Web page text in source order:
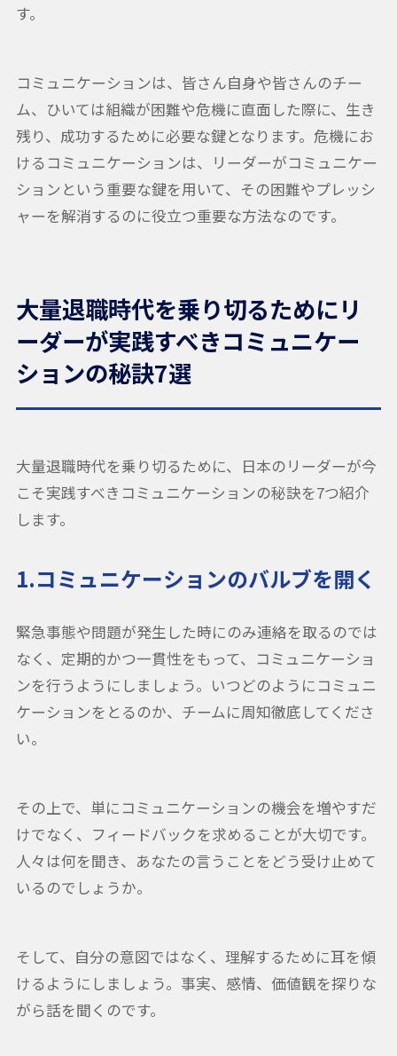
す。
コミュニケーションは、皆さん自身や皆さんのチー
ム、ひいては組織が困難や危機に直面した際に、生き
残り、成功するために必要な鍵となります。危機にお
けるコミュニケーションは、リーダーがコミュニケー
ションという重要な鍵を用いて、その困難やプレッシ
ャーを解消するのに役立つ重要な方法なのです。
大量退職時代を乗り切るためにリ
ーダーが実践すべきコミュニケー
ションの秘訣7選
大量退職時代を乗り切るために、日本のリーダーが今
こそ実践すべきコミュニケーションの秘訣を7つ紹介
します。
1.コミュニケーションのバルブを開く
緊急事態や問題が発生した時にのみ連絡を取るのでは
なく、定期的かつ一貫性をもって、コミュニケーショ
ンを行うようにしましょう。いつどのようにコミュニ
ケーションをとるのか、チームに周知徹底してくださ
い。
その上で、単にコミュニケーションの機会を増やすだ
けでなく、フィードバックを求めることが大切です。
人々は何を聞き、あなたの言うことをどう受け止めて
いるのでしょうか。
そして、自分の意図ではなく、理解するために耳を傾
けるようにしましょう。事実、感情、価値観を探りな
がら話を聞くのです。